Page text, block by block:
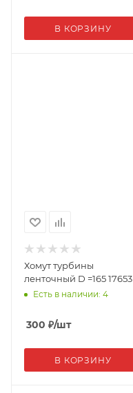
В КОРЗИНУ
Хомут турбины
ленточный D =165 17653
Есть в наличии: 4
300 ₽/шт
В КОРЗИНУ